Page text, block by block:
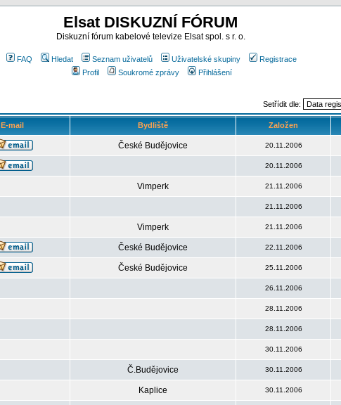
Elsat DISKUZNÍ FÓRUM
Diskuzní fórum kabelové televize Elsat spol. s r. o.
FAQ Hledat Seznam uživatelů Uživatelské skupiny
Registrace
Profil
Soukromé zprávy Přihlášení
Setřídit dle:
E-mail Bydliště Založen
České Budějovice 20.11.2006
20.11.2006
Vimperk 21.11.2006
21.11.2006
Vimperk 21.11.2006
České Budějovice 22.11.2006
České Budějovice 25.11.2006
26.11.2006
28.11.2006
28.11.2006
30.11.2006
Č.Budějovice 30.11.2006
Kaplice 30.11.2006